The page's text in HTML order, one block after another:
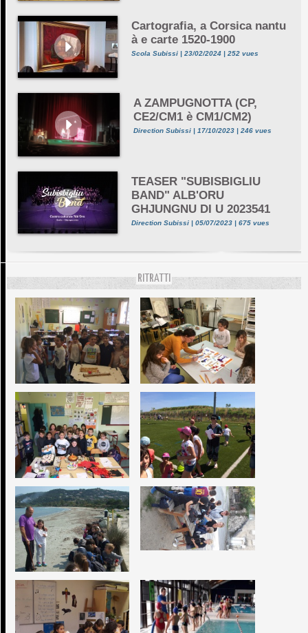
Cartografia, a Corsica nantu
à e carte 1520-1900
Scola Subissi | 23/02/2024 | 252 vues
A ZAMPUGNOTTA (CP,
CE2/CM1 è CM1/CM2)
Direction Subissi | 17/10/2023 | 246 vues
TEASER "SUBISBIGLIU
BAND" ALB'ORU
GHJUNGNU DI U 2023541
Direction Subissi | 05/07/2023 | 675 vues
RITRATTI